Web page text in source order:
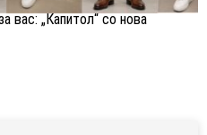
вас: „Капитол“ со нова